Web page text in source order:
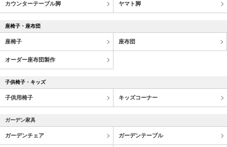
カウンターテーブル脚 ヤマト脚
座椅子・座布団
座椅子 座布団
オーダー座布団製作
子供椅子・キッズ
子供用椅子 キッズコーナー
ガーデン家具
ガーデンチェア ガーデンテーブル